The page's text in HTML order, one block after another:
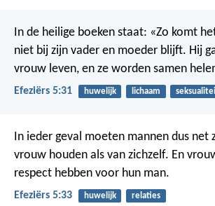
In de heilige boeken staat: «Zo komt
niet bij zijn vader en moeder blijft. Hij
vrouw leven, en ze worden samen
Efeziërs 5:31 huwelijk lichaam
In ieder geval moeten mannen dus net
vrouw houden als van zichzelf. En
respect hebben voor hun man.
Efeziërs 5:33 huwelijk relaties